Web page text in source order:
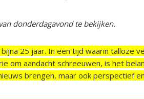
donderdagavond te bekijken.
25 jaar. In een tijd waarin talloze
om aandacht schreeuwen, is het
brengen, maar ook perspectief